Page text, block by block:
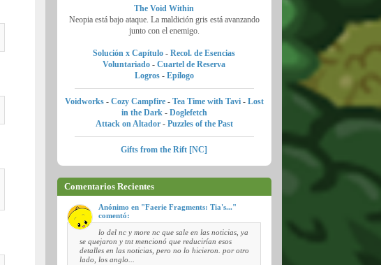
The Void Within
Neopia está bajo ataque. La maldición gris está avanzando
junto con el enemigo.
Solución x Capítulo -Recol. de Esencias
Voluntariado -Cuartel de Reserva
Logros- Epílogo
Voidworks- Cozy Campfire - Tea Time with Tavi- Lost
in the Dark - Doglefetch
Attack on Altador- Puzzles of the Past
Gifts from the Rift [NC]
Comentarios Recientes
Anónimo en "Faerie Fragments: Tia's..."
comentó:
lo del nc y more nc que sale en las noticias, ya
se quejaron y tnt mencionó que reducirían esos
detalles en las noticias, pero no lo hicieron. por otro
lado, los anglo...